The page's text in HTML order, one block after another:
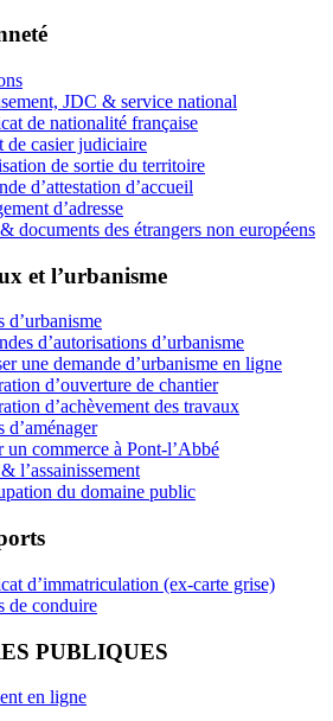
JDC & service national
de nationalité française
de casier judiciaire
de sortie du territoire
d’attestation d’accueil
d’adresse
documents des étrangers non européens
et l’urbanisme
d’urbanisme
d’autorisations d’urbanisme
une demande d’urbanisme en ligne
d’ouverture de chantier
d’achèvement des travaux
d’aménager
un commerce à Pont-l’Abbé
l’assainissement
du domaine public
d’immatriculation (ex-carte grise)
de conduire
PUBLIQUES
en ligne